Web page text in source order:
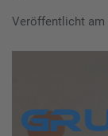
Veröffentlicht am